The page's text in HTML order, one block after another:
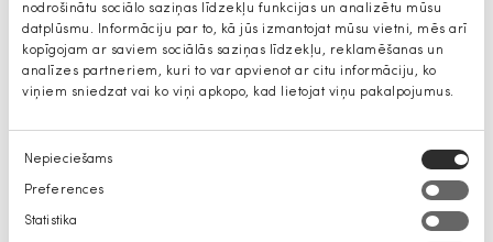
nodrošinātu sociālo saziņas līdzekļu funkcijas un analizētu mūsu
datplūsmu. Informāciju par to, kā jūs izmantojat mūsu vietni, mēs arī
kopīgojam ar saviem sociālās saziņas līdzekļu, reklamēšanas un
analīzes partneriem, kuri to var apvienot ar citu informāciju, ko
viņiem sniedzat vai ko viņi apkopo, kad lietojat viņu pakalpojumus.
Piekrišanas
izvēle
Nepieciešams
Preferences
Statistika